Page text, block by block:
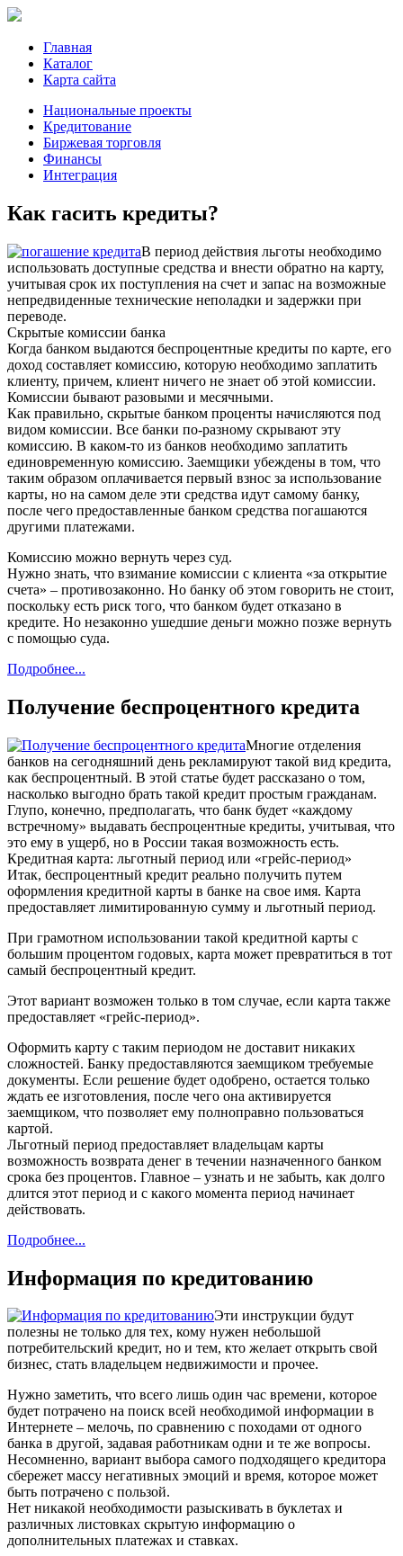
Главная
Каталог
Карта сайта
Национальные проекты
Кредитование
Биржевая торговля
Финансы
Интеграция
Как гасить кредиты?
В период действия льготы необходимо
использовать доступные средства и внести обратно на карту,
учитывая срок их поступления на счет и запас на возможные
непредвиденные технические неполадки и задержки при
переводе.
Скрытые комиссии банка
Когда банком выдаются беспроцентные кредиты по карте, его
доход составляет комиссию, которую необходимо заплатить
клиенту, причем, клиент ничего не знает об этой комиссии.
Комиссии бывают разовыми и месячными.
Как правильно, скрытые банком проценты начисляются под
видом комиссии. Все банки по-разному скрывают эту
комиссию. В каком-то из банков необходимо заплатить
единовременную комиссию. Заемщики убеждены в том, что
таким образом оплачивается первый взнос за использование
карты, но на самом деле эти средства идут самому банку,
после чего предоставленные банком средства погашаются
другими платежами.
Комиссию можно вернуть через суд.
Нужно знать, что взимание комиссии с клиента «за открытие
счета» – противозаконно. Но банку об этом говорить не стоит,
поскольку есть риск того, что банком будет отказано в
кредите. Но незаконно ушедшие деньги можно позже вернуть
с помощью суда.
Подробнее...
Получение беспроцентного кредита
Многие отделения
банков на сегодняшний день рекламируют такой вид кредита,
как беспроцентный. В этой статье будет рассказано о том,
насколько выгодно брать такой кредит простым гражданам.
Глупо, конечно, предполагать, что банк будет «каждому
встречному» выдавать беспроцентные кредиты, учитывая, что
это ему в ущерб, но в России такая возможность есть.
Кредитная карта: льготный период или «грейс-период»
Итак, беспроцентный кредит реально получить путем
оформления кредитной карты в банке на свое имя. Карта
предоставляет лимитированную сумму и льготный период.
При грамотном использовании такой кредитной карты с
большим процентом годовых, карта может превратиться в тот
самый беспроцентный кредит.
Этот вариант возможен только в том случае, если карта также
предоставляет «грейс-период».
Оформить карту с таким периодом не доставит никаких
сложностей. Банку предоставляются заемщиком требуемые
документы. Если решение будет одобрено, остается только
ждать ее изготовления, после чего она активируется
заемщиком, что позволяет ему полноправно пользоваться
картой.
Льготный период предоставляет владельцам карты
возможность возврата денег в течении назначенного банком
срока без процентов. Главное – узнать и не забыть, как долго
длится этот период и с какого момента период начинает
действовать.
Подробнее...
Информация по кредитованию
Эти инструкции будут
полезны не только для тех, кому нужен небольшой
потребительский кредит, но и тем, кто желает открыть свой
бизнес, стать владельцем недвижимости и прочее.
Нужно заметить, что всего лишь один час времени, которое
будет потрачено на поиск всей необходимой информации в
Интернете – мелочь, по сравнению с походами от одного
банка в другой, задавая работникам одни и те же вопросы.
Несомненно, вариант выбора самого подходящего кредитора
сбережет массу негативных эмоций и время, которое может
быть потрачено с пользой.
Нет никакой необходимости разыскивать в буклетах и
различных листовках скрытую информацию о
дополнительных платежах и ставках.